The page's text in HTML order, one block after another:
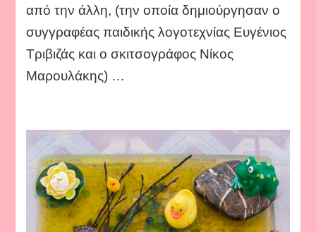
από την άλλη, (την οποία δημιούργησαν ο
συγγραφέας παιδικής λογοτεχνίας Ευγένιος
Τριβιζάς και ο σκιτσογράφος Νίκος
Μαρουλάκης) …